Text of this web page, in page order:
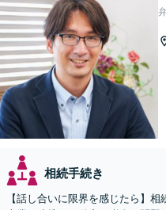
相続手続き
【話し合いに限界を感じたら】